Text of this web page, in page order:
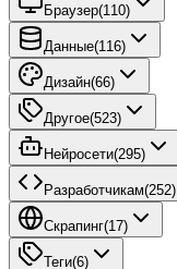
Браузер(110)
Данные(116)
Дизайн(66)
Другое(523)
Нейросети(295)
Разработчикам(252)
Скрапинг(17)
Теги(6)